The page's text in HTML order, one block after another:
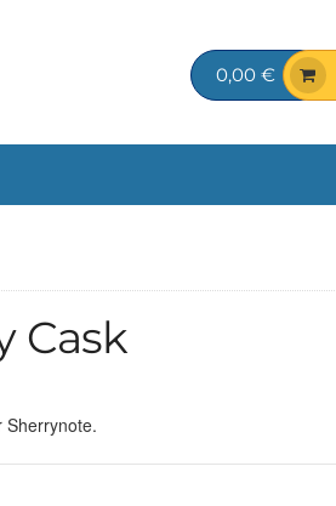
0,00 €
Cask
Sherrynote.